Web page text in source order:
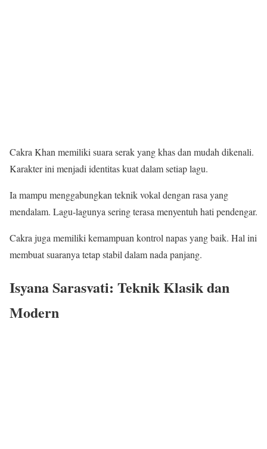
Cakra Khan memiliki suara serak yang khas dan mudah dikenali.
Karakter ini menjadi identitas kuat dalam setiap lagu.
Ia mampu menggabungkan teknik vokal dengan rasa yang
mendalam. Lagu-lagunya sering terasa menyentuh hati pendengar.
Cakra juga memiliki kemampuan kontrol napas yang baik. Hal ini
membuat suaranya tetap stabil dalam nada panjang.
Isyana Sarasvati: Teknik Klasik dan
Modern